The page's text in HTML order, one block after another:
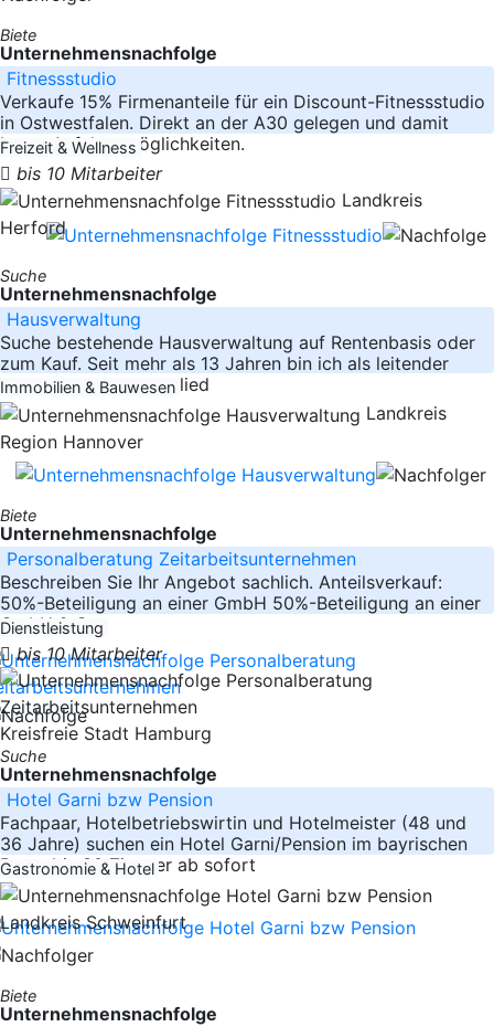
Biete
Unternehmensnachfolge
Fitnessstudio
Verkaufe 15% Firmenanteile für ein Discount-Fitnessstudio
in Ostwestfalen. Direkt an der A30 gelegen und damit
beste Anfahrtsmöglichkeiten.
Freizeit & Wellness
bis 10 Mitarbeiter
Landkreis
Herford
Suche
Unternehmensnachfolge
Hausverwaltung
Suche bestehende Hausverwaltung auf Rentenbasis oder
zum Kauf. Seit mehr als 13 Jahren bin ich als leitender
Angestellter und Mitglied
Immobilien & Bauwesen
Landkreis
Region Hannover
Biete
Unternehmensnachfolge
Personalberatung Zeitarbeitsunternehmen
Beschreiben Sie Ihr Angebot sachlich. Anteilsverkauf:
50%-Beteiligung an einer GmbH 50%-Beteiligung an einer
GmbH & Co.
Dienstleistung
bis 10 Mitarbeiter
Kreisfreie Stadt Hamburg
Suche
Unternehmensnachfolge
Hotel Garni bzw Pension
Fachpaar, Hotelbetriebswirtin und Hotelmeister (48 und
36 Jahre) suchen ein Hotel Garni/Pension im bayrischen
Raum bis 30 Zimmer ab sofort
Gastronomie & Hotel
Landkreis Schweinfurt
Biete
Unternehmensnachfolge